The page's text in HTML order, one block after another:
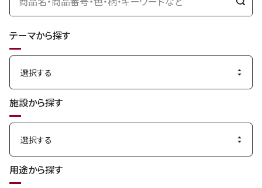
検
テーマから探す
施設から探す
用途から探す